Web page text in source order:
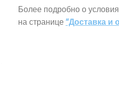
Более подробно о
на странице “Доставка и